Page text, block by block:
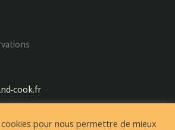
cook.fr
pour nous permettre de mieux